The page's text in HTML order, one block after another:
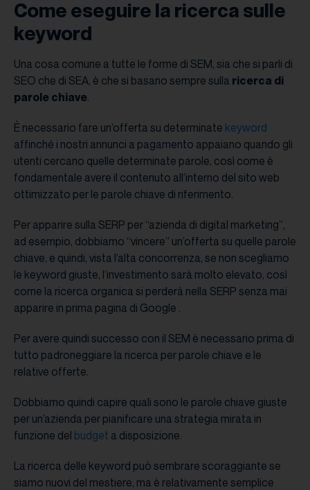
Come eseguire la ricerca sulle
keyword
Una cosa comune a tutte le forme di SEM, sia che si parli di
SEO che di SEA, è che si basano sempre sulla ricerca di
parole chiave.
È necessario fare un’offerta su determinate keyword
affinché i nostri annunci a pagamento appaiano quando gli
utenti cercano quelle determinate parole, così come è
fondamentale avere il contenuto all’interno del sito web
ottimizzato per le parole chiave di riferimento.
Per apparire sulla SERP per “azienda di digital marketing”,
ad esempio, dobbiamo “vincere” un’offerta su quelle parole
chiave, e quindi, vista l’alta concorrenza, se non scegliamo
le keyword giuste, l’investimento sarà molto elevato, così
come la ricerca organica si perderà nella SERP senza mai
apparire in prima pagina di Google .
Per avere quindi successo con il SEM è necessario prima di
tutto padroneggiare la ricerca per parole chiave e le
relative offerte.
Dobbiamo quindi capire quali sono le parole chiave giuste
per un’azienda per pianificare una strategia mirata in
funzione del budget a disposizione.
La ricerca delle keyword può sembrare scoraggiante se
siamo nuovi del mestiere, ma è relativamente semplice